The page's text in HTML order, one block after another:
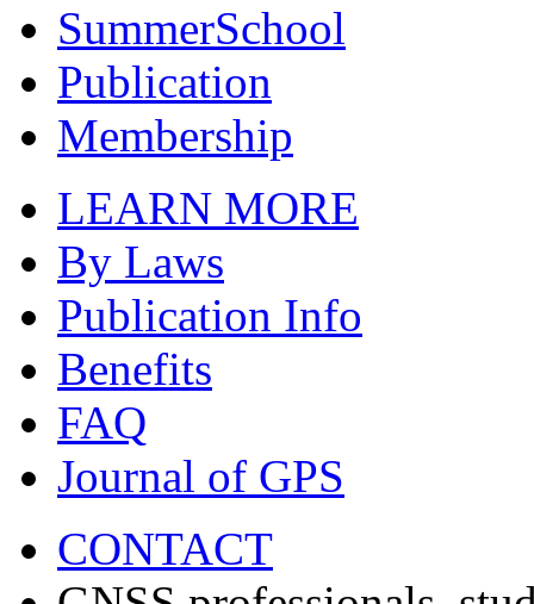
SummerSchool
Publication
Membership
LEARN MORE
By Laws
Publication Info
Benefits
FAQ
Journal of GPS
CONTACT